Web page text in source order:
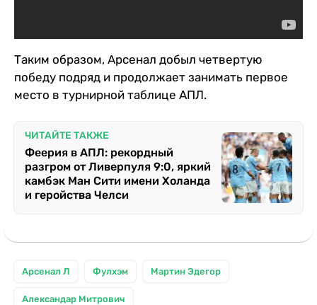
Таким образом, Арсенал добыл четвертую
победу подряд и продолжает занимать первое
место в турнирной таблице АПЛ.
ЧИТАЙТЕ ТАКЖЕ
Феерия в АПЛ: рекордный
разгром от Ливерпуля 9:0, яркий
камбэк Ман Сити имени Холанда
и геройства Челси
Арсенал Л Фулхэм Мартин Эдегор
Александар Митрович